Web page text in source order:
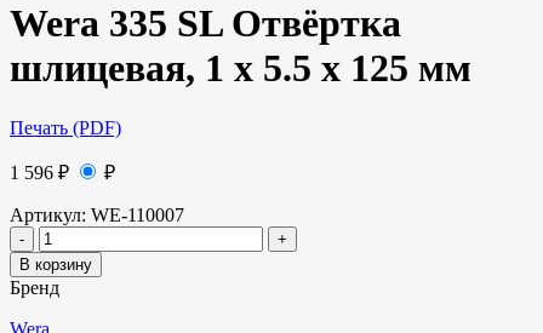
Wera 335 SL Отвёртка
шлицевая, 1 x 5.5 x 125 мм
Печать (PDF)
1 596 ₽ ₽
Артикул: WE-110007
В корзину
Бренд
Wera